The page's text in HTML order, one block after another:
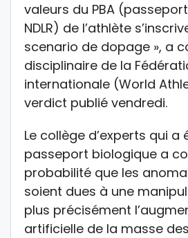
valeurs du PBA
NDLR) de l’athlète
scenario de dopage », a
disciplinaire de la
internationale (World
verdict publié vendredi.
Le collège d’experts qui a
passeport biologique a
probabilité que les
soient dues à une
plus précisément
artificielle de la masse